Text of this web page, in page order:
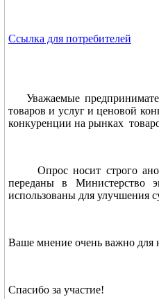
Ссылка для потребителей
Уважаемые
товаров и услуг и ценовой
конкуренции на рынках
Опрос носит строго
переданы в Министерство
использованы для улучшения
Ваше мнение очень важно для
Спасибо за участие!